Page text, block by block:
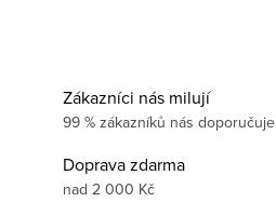
Zákazníci nás milují
99 % zákazníků nás doporučuje
Doprava zdarma
nad 2 000 Kč